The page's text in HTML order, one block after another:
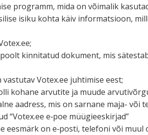
programm, mida on võimalik
isiku kohta käiv infor­mat­sioon,
kinni­tatud dokument, mis
vastutav Votex.ee juhtimise eest;
kohane arvutite ja muude
aadress, mis on sarnane maja- või
“Votex.ee e‑poe müügieeskirjad”
eesmärk on e‑posti, telefoni või